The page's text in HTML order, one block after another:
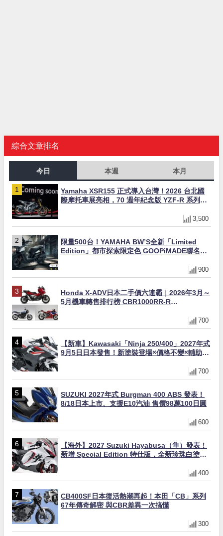
綜合文章排名
今日 本週 本月
Yamaha XSR155 正式導入台灣！2026 台北國
際摩托車展亮相，70 週年紀念版 YZF-R 系列限
3,500
限量500台！YAMAHA BW’S全新「Limited
Edition」都市探索限定色 GOOPiMADE聯名包
900
Honda X-ADV日本二手價六連霸｜2026年3月～
5月機車轉售排行榜 CBR1000RR-R
700
【新車】Kawasaki「Ninja 250/400」2027年式
9月5日日本發售！新塗裝登場×價格不變×輔助滑
700
SUZUKI 2027年式 Burgman 400 ABS 發表！
8/18日本上市、支援E10汽油 售價98萬100日圓
600
【海外】2027 Suzuki Hayabusa（隼）發表！
新增 Special Edition 特仕版，全新珍珠白塗裝
400
CB400SF日本復活熱潮再起！本田「CB」系列
67年傳奇解密 與CBR差異一次搞懂
300